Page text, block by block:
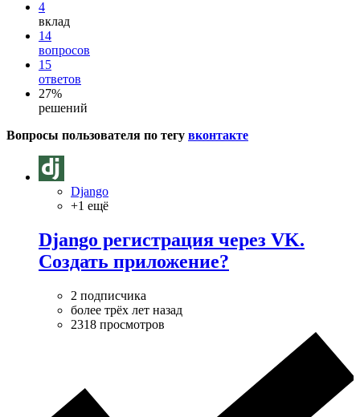
4
вклад
14
вопросов
15
ответов
27%
решений
Вопросы пользователя по тегу вконтакте
Django
+1 ещё
Django регистрация через VK.
Создать приложение?
2 подписчика
более трёх лет назад
2318 просмотров